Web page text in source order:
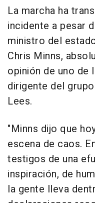
La marcha ha
incidente a pesar
ministro del
Chris Minns,
opinión de uno de
dirigente del
Lees.
"Minns dijo que
escena de caos.
testigos de una
inspiración, de
la gente lleva